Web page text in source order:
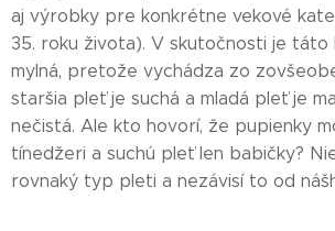
aj výrobky pre konkrétne vekové
35. roku života). V skutočnosti je táto
mylná, pretože vychádza zo
staršia pleť je suchá a mladá pleť je
nečistá. Ale kto hovorí, že pupienky
tínedžeri a suchú pleť len babičky?
rovnaký typ pleti a nezávisí to od